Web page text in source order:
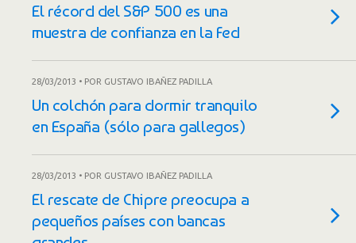
El récord del S&P 500 es una
muestra de confianza en la Fed
28/03/2013 • POR GUSTAVO IBAÑEZ PADILLA
Un colchón para dormir tranquilo
en España (sólo para gallegos)
28/03/2013 • POR GUSTAVO IBAÑEZ PADILLA
El rescate de Chipre preocupa a
pequeños países con bancas